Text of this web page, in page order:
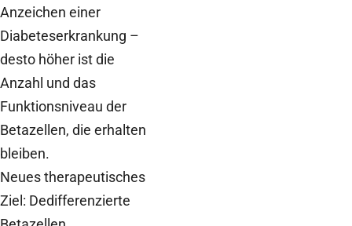
Anzeichen einer
Diabeteserkrankung –
desto höher ist die
Anzahl und das
Funktionsniveau der
Betazellen, die erhalten
bleiben.
Neues therapeutisches
Ziel: Dedifferenzierte